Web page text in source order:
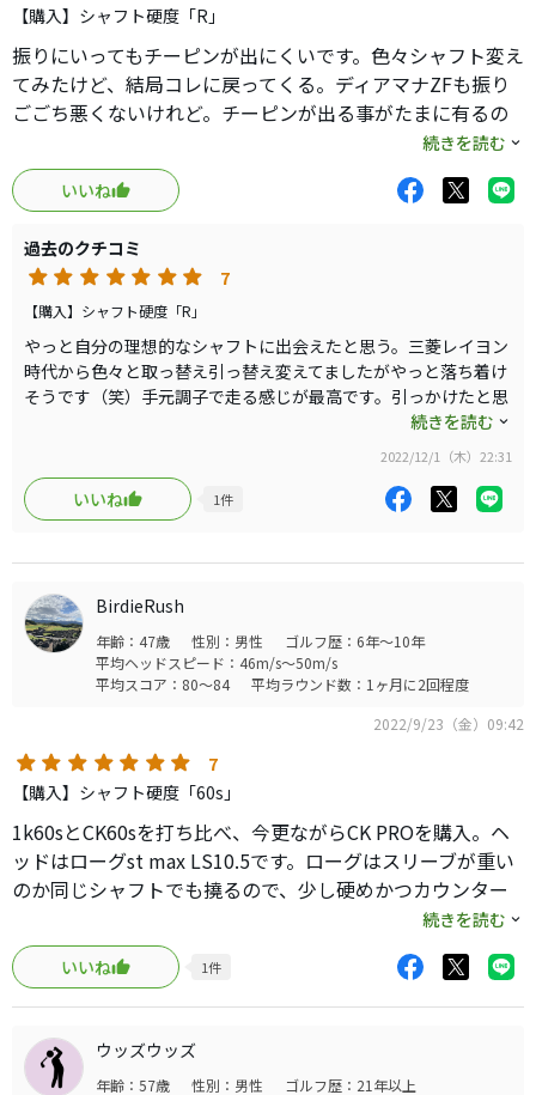
【購入】シャフト硬度「R」
振りにいってもチーピンが出にくいです。色々シャフト変え
てみたけど、結局コレに戻ってくる。ディアマナZFも振り
ごごち悪くないけれど。チーピンが出る事がたまに有るの
で、今のところエースはコレで決まり。もう古いシャフト
の部類かなぁ。
続きを読む
いいね
過去のクチコミ
7
【購入】シャフト硬度「R」
やっと自分の理想的なシャフトに出会えたと思う。三菱レイヨン
時代から色々と取っ替え引っ替え変えてましたがやっと落ち着け
そうです（笑）手元調子で走る感じが最高です。引っかけたと思
続きを読む
2022/12/1（木）22:31
いいね 1件
BirdieRush
年齢：47歳 性別：男性
ゴルフ歴：6年～10年
平均ヘッドスピード：46m/s～50m/s
平均スコア：80～84
平均ラウンド数：1ヶ月に2回程度
2022/9/23（金）09:42
7
【購入】シャフト硬度「60s」
1k60sとCK60sを打ち比べ、今更ながらCK PROを購入。ヘ
ッドはローグst max LS10.5です。ローグはスリーブが重い
のか同じシャフトでも撓るので、少し硬めかつカウンター
バランスが合うだろうと思ってました。1kは重量も硬さも
増していて同じ60sでも手元の硬さが強調されてダメでし
た。今回はカウンターバランスですが特に長くはせず45.25
で組んでバランスD0です。結果、これまでのDI5xよりヘッ
ドが暴れずに非常に振りやすく出球が安定しました。激変
です。意外とローグは安定重視とは言えLSは左に出るのが
続きを読む
いいね
1件
ウッズウッズ
年齢：57歳 性別：男性 ゴルフ歴：21年以上